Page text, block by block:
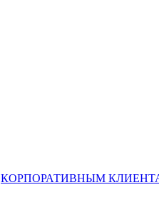
КОРПОРАТИВНЫМ